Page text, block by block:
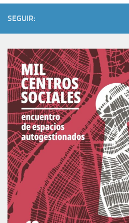
SEGUIR: